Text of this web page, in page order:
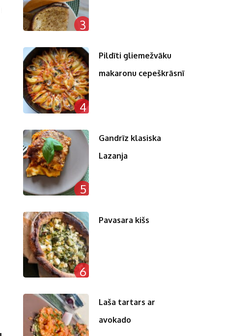
3
4
Pildīti gliemežvāku
makaronu cepeškrāsnī
5
Gandrīz klasiska
Lazanja
6
Pavasara kišs
Laša tartars ar
avokado